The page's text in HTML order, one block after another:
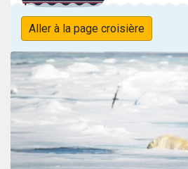
Aller à la page croisière